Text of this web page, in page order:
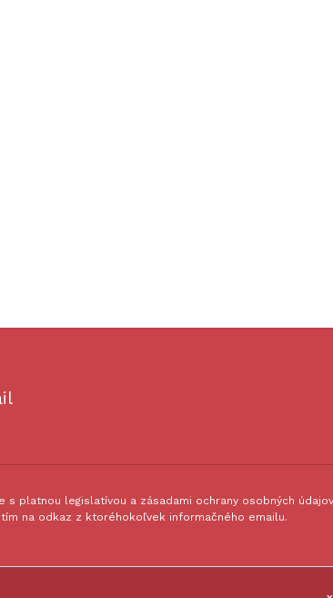
platnou legislatívou a zásadami ochrany osobných
na odkaz z ktoréhokoľvek informačného emailu.